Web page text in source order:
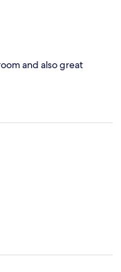
and also great